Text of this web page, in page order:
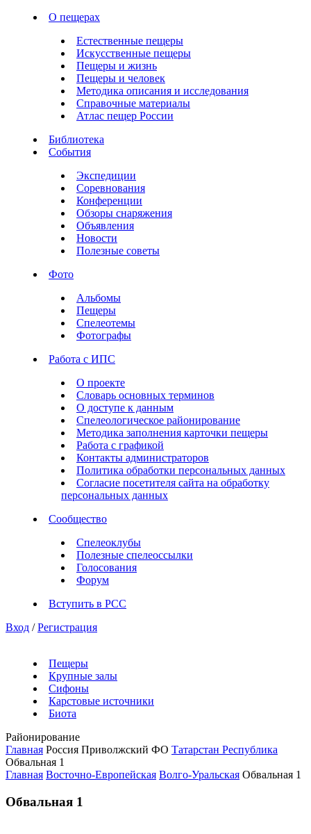
О пещерах
Естественные пещеры
Искусственные пещеры
Пещеры и жизнь
Пещеры и человек
Методика описания и исследования
Справочные материалы
Атлас пещер России
Библиотека
События
Экспедиции
Соревнования
Конференции
Обзоры снаряжения
Объявления
Новости
Полезные советы
Фото
Альбомы
Пещеры
Спелеотемы
Фотографы
Работа с ИПС
О проекте
Словарь основных терминов
О доступе к данным
Спелеологическое районирование
Методика заполнения карточки пещеры
Работа с графикой
Контакты администраторов
Политика обработки персональных данных
Согласие посетителя сайта на обработку
персональных данных
Сообщество
Спелеоклубы
Полезные спелеоссылки
Голосования
Форум
Вступить в РСС
Вход / Регистрация
Пещеры
Крупные залы
Сифоны
Карстовые источники
Биота
Районирование
Главная Россия Приволжский ФО Татарстан Республика
Обвальная 1
Главная Восточно-Европейская Волго-Уральская Обвальная 1
Обвальная 1